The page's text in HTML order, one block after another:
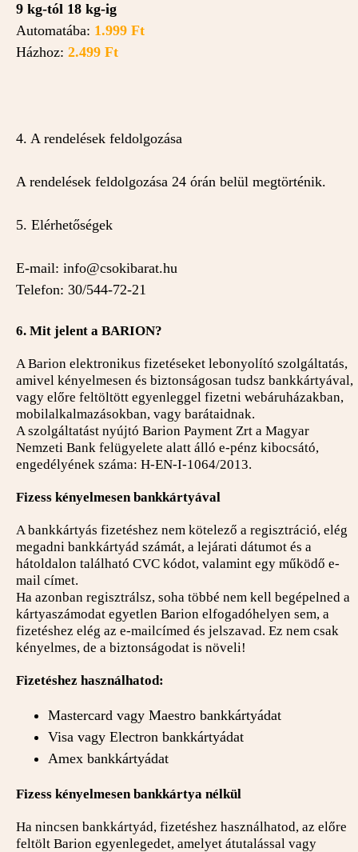
9 kg-tól 18 kg-ig
Automatába: 1.999 Ft
Házhoz: 2.499 Ft
4. A rendelések feldolgozása
A rendelések feldolgozása 24 órán belül megtörténik.
5. Elérhetőségek
E-mail: info@csokibarat.hu
Telefon: 30/544-72-21
6. Mit jelent a BARION?
A Barion elektronikus fizetéseket lebonyolító szolgáltatás,
amivel kényelmesen és biztonságosan tudsz bankkártyával,
vagy előre feltöltött egyenleggel fizetni webáruházakban,
mobilalkalmazásokban, vagy barátaidnak.
A szolgáltatást nyújtó Barion Payment Zrt a Magyar
Nemzeti Bank felügyelete alatt álló e-pénz kibocsátó,
engedélyének száma: H-EN-I-1064/2013.
Fizess kényelmesen bankkártyával
A bankkártyás fizetéshez nem kötelező a regisztráció, elég
megadni bankkártyád számát, a lejárati dátumot és a
hátoldalon található CVC kódot, valamint egy működő e-
mail címet.
Ha azonban regisztrálsz, soha többé nem kell begépelned a
kártyaszámodat egyetlen Barion elfogadóhelyen sem, a
fizetéshez elég az e-mailcímed és jelszavad. Ez nem csak
kényelmes, de a biztonságodat is növeli!
Fizetéshez használhatod:
Mastercard vagy Maestro bankkártyádat
Visa vagy Electron bankkártyádat
Amex bankkártyádat
Fizess kényelmesen bankkártya nélkül
Ha nincsen bankkártyád, fizetéshez használhatod, az előre
feltölt Barion egyenlegedet, amelyet átutalással vagy